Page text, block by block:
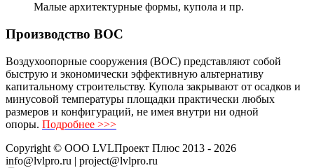
Малые архитектурные формы, купола и пр.
Производство ВОС
Воздухоопорные сооружения (ВОС) представляют собой
быструю и экономически эффективную альтернативу
капитальному строительству. Купола закрывают от осадков и
минусовой температуры площадки практически любых
размеров и конфигураций, не имея внутри ни одной
опоры. Подробнее >>>
Copyright © ООО LVLПроект Плюс 2013 - 2026
info@lvlpro.ru | project@lvlpro.ru